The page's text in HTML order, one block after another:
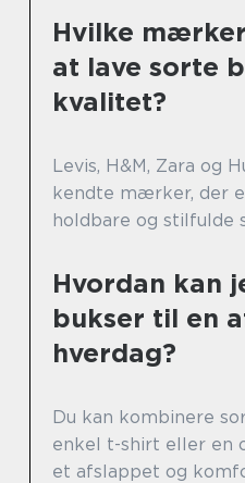
Hvilke
at lave sorte
kvalitet?
Levis, H&M, Zara og
kendte mærker, der
holdbare og stilfulde
Hvordan kan
bukser til en
hverdag?
Du kan kombinere
enkel t-shirt eller en
et afslappet og